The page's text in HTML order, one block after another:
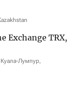
Куала-Лумпур,